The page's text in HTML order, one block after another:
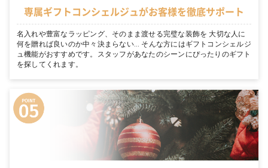
専属ギフトコンシェルジュがお客様を徹底サポート
名入れや豊富なラッピング、そのまま渡せる完璧な装飾を 大切な人に
何を贈れば良いのか中々決まらない… そんな方にはギフトコンシェルジ
ュ機能がおすすめです。スタッフがあなたのシーンにぴったりのギフト
を探してくれます。